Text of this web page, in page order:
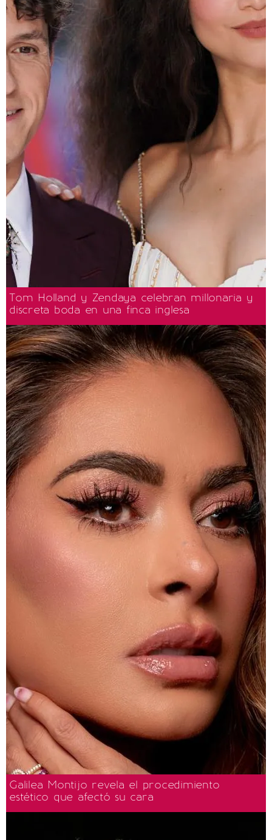
Tom Holland y Zendaya celebran millonaria y
discreta boda en una finca inglesa
Galilea Montijo revela el procedimiento
estético que afectó su cara